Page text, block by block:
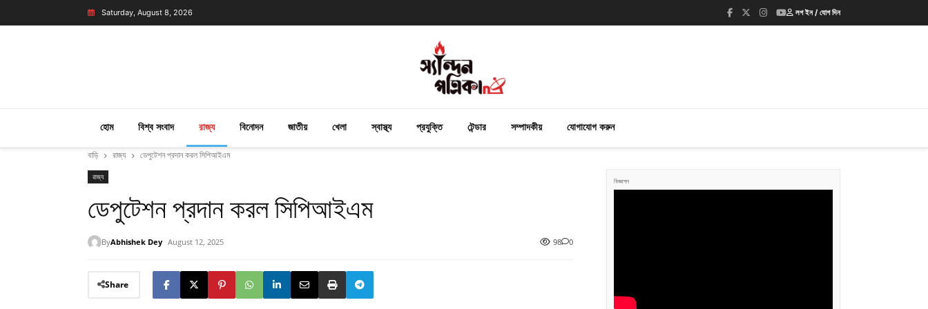
Saturday, August 8, 2026 লগ ইন / যোগ দিন
হোম বিশ্ব সংবাদ রাজ্য বিনোদন জাতীয় খেলা স্বাস্থ্য প্রযুক্তি টেন্ডার সম্পাদকীয় যোগাযোগ করুন
বাড়ি রাজ্য ডেপুটেশন প্রদান করল সিপিআইএম
রাজ্য
ডেপুটেশন প্রদান করল সিপিআইএম
ByAbhishek Dey August 12, 2025 98 0
Share
বিজ্ঞাপন